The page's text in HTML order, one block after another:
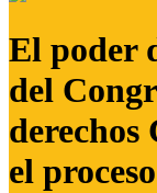
El poder
del
el